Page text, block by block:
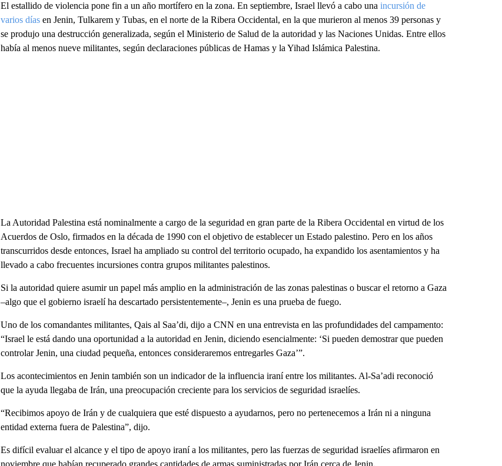
El estallido de violencia pone fin a un año mortífero en la zona. En septiembre, Israel llevó a cabo una incursión de
varios díasen Jenin, Tulkarem y Tubas, en el norte de la Ribera Occidental, en la que murieron al menos 39 personas y
se produjo una destrucción generalizada, según el Ministerio de Salud de la autoridad y las Naciones Unidas. Entre ellos
había al menos nueve militantes, según declaraciones públicas de Hamas y la Yihad Islámica Palestina.
La Autoridad Palestina está nominalmente a cargo de la seguridad en gran parte de la Ribera Occidental en virtud de los
Acuerdos de Oslo, firmados en la década de 1990 con el objetivo de establecer un Estado palestino. Pero en los años
transcurridos desde entonces, Israel ha ampliado su control del territorio ocupado, ha expandido los asentamientos y ha
llevado a cabo frecuentes incursiones contra grupos militantes palestinos.
Si la autoridad quiere asumir un papel más amplio en la administración de las zonas palestinas o buscar el retorno a Gaza
–algo que el gobierno israelí ha descartado persistentemente–, Jenin es una prueba de fuego.
Uno de los comandantes militantes, Qais al Saa’di, dijo a CNN en una entrevista en las profundidades del campamento:
“Israel le está dando una oportunidad a la autoridad en Jenin, diciendo esencialmente: ‘Si pueden demostrar que pueden
controlar Jenin, una ciudad pequeña, entonces consideraremos entregarles Gaza’”.
Los acontecimientos en Jenin también son un indicador de la influencia iraní entre los militantes. Al-Sa’adi reconoció
que la ayuda llegaba de Irán, una preocupación creciente para los servicios de seguridad israelíes.
“Recibimos apoyo de Irán y de cualquiera que esté dispuesto a ayudarnos, pero no pertenecemos a Irán ni a ninguna
entidad externa fuera de Palestina”, dijo.
Es difícil evaluar el alcance y el tipo de apoyo iraní a los militantes, pero las fuerzas de seguridad israelíes afirmaron en
noviembre que habían recuperado grandes cantidades de armas suministradas por Irán cerca de Jenin.